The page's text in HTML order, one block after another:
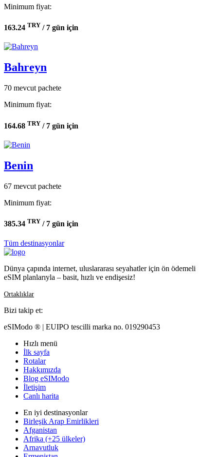
Minimum fiyat:
163.24 TRY / 7 gün için
Bahreyn
70 mevcut pachete
Minimum fiyat:
164.68 TRY / 7 gün için
Benin
67 mevcut pachete
Minimum fiyat:
385.34 TRY / 7 gün için
Tüm destinasyonlar
Dünya çapında internet, uluslararası seyahatler için ön ödemeli
eSIM planlarıyla – basit, hızlı ve endişesiz!
Ortaklıklar
Bizi takip et:
eSIModo ® | EUIPO tescilli marka no. 019290453
Hızlı menü
İlk sayfa
Rotalar
Hakkımızda
Blog eSIModo
İletişim
Canlı harita
En iyi destinasyonlar
Birleşik Arap Emirlikleri
Afganistan
Afrika (+25 ülkeler)
Arnavutluk